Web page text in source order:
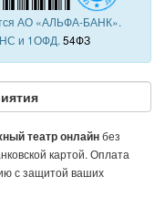
АО «АЛЬФА-БАНК».
и 1ОФД. 54ФЗ
театр онлайнбез
картой. Оплата
с защитой ваших